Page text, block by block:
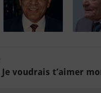
voudrais t’aimer